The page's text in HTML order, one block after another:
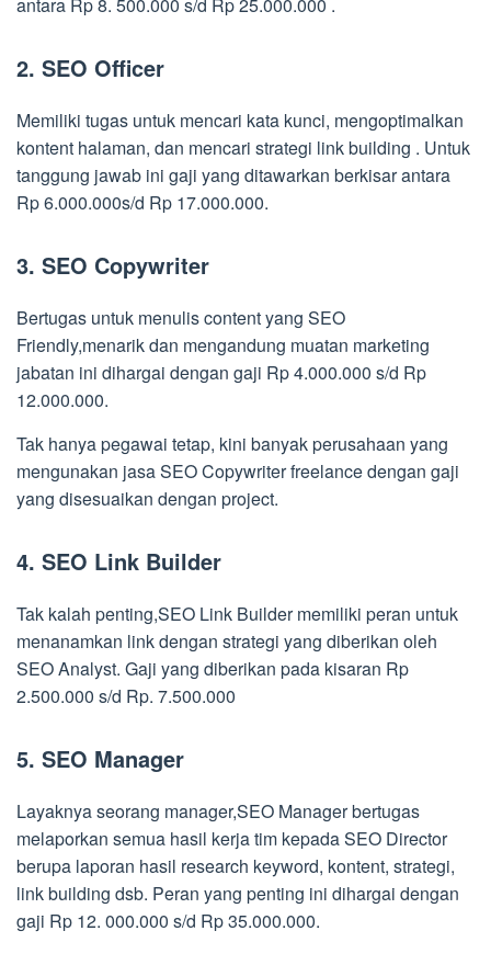
2. SEO Officer
Memiliki tugas untuk mencari kata kunci, mengoptimalkan
kontent halaman, dan mencari strategi link building . Untuk
tanggung jawab ini gaji yang ditawarkan berkisar antara
Rp 6.000.000s/d Rp 17.000.000.
3. SEO Copywriter
Bertugas untuk menulis content yang SEO
Friendly,menarik dan mengandung muatan marketing
jabatan ini dihargai dengan gaji Rp 4.000.000 s/d Rp
12.000.000.
Tak hanya pegawai tetap, kini banyak perusahaan yang
mengunakan jasa SEO Copywriter freelance dengan gaji
yang disesuaikan dengan project.
4. SEO Link Builder
Tak kalah penting,SEO Link Builder memiliki peran untuk
menanamkan link dengan strategi yang diberikan oleh
SEO Analyst. Gaji yang diberikan pada kisaran Rp
2.500.000 s/d Rp. 7.500.000
5. SEO Manager
Layaknya seorang manager,SEO Manager bertugas
melaporkan semua hasil kerja tim kepada SEO Director
berupa laporan hasil research keyword, kontent, strategi,
link building dsb. Peran yang penting ini dihargai dengan
gaji Rp 12. 000.000 s/d Rp 35.000.000.